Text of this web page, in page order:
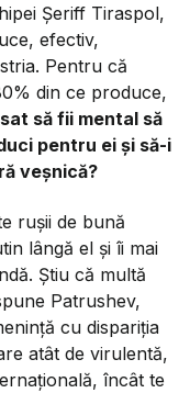
Șeriff Tiraspol,
efectiv,
Pentru că
din ce produce,
să fii mental să
pentru ei și să-i
veșnică?
rușii de bună
lângă el și îi mai
Știu că multă
Patrushev,
cu dispariția
atât de virulentă,
încât te